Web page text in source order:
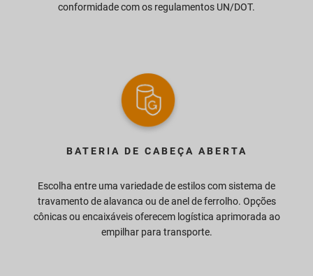
conformidade com os regulamentos UN/DOT.
BATERIA DE CABEÇA ABERTA
Escolha entre uma variedade de estilos com sistema de
travamento de alavanca ou de anel de ferrolho. Opções
cônicas ou encaixáveis oferecem logística aprimorada ao
empilhar para transporte.